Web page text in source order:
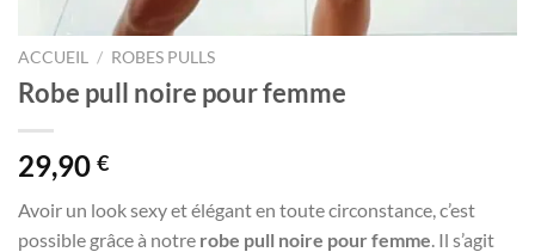
ACCUEIL / ROBES PULLS
Robe pull noire pour femme
29,90 €
Avoir un look sexy et élégant en toute circonstance, c’est
possible grâce à notre robe pull noire pour femme . Il s’agit